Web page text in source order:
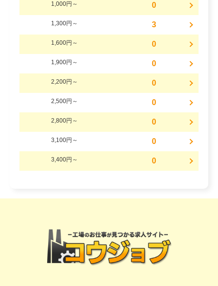
1,000円～ 0
1,300円～ 3
1,600円～ 0
1,900円～ 0
2,200円～ 0
2,500円～ 0
2,800円～ 0
3,100円～ 0
3,400円～ 0